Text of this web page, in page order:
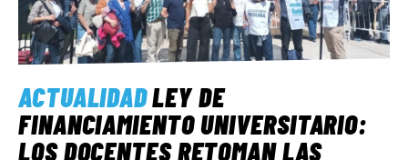
ACTUALIDADLEY DE
FINANCIAMIENTO UNIVERSITARIO:
LOS DOCENTES RETOMAN LAS